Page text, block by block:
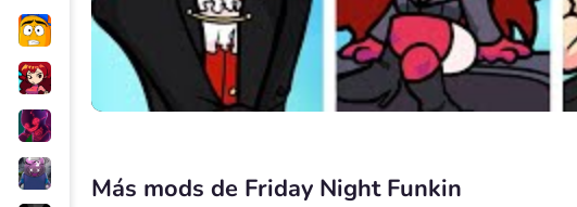
Más mods de Friday Night Funkin